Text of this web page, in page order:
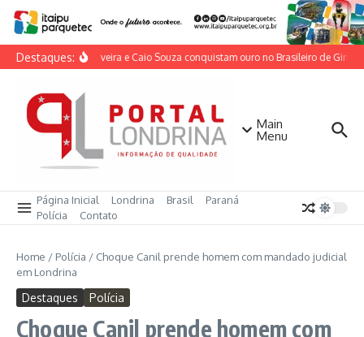
Ir para o conteúdo
Destaques:Lorrane Oliveira e Caio Souza conquistam ouro no Brasileiro de
Main
Menu
Página Inicial Londrina Brasil
Paraná
Polícia
Contato
Home / Polícia / Choque Canil prende homem com mandado judicial
em Londrina
Destaques Polícia
Choque Canil prende homem com